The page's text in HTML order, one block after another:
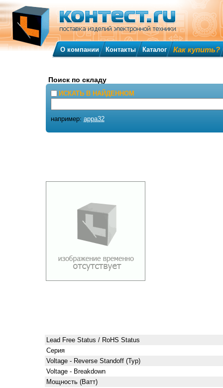
Lead Free Status / RoHS Status
Серия
Voltage - Reverse Standoff (Typ)
Voltage - Breakdown
Мощность (Ватт)
О компании Контакты Каталог Как купить?
Поиск по складу
ИСКАТЬ В НАЙДЕННОМ
например: appa32